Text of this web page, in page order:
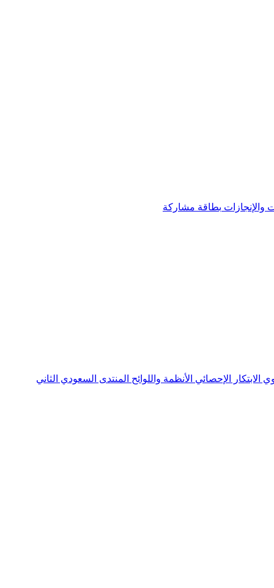
والإنجازات بطاقة مشاركة
الابتكار الإحصائي الأنظمة واللوائح المنتدى السعودي الثاني